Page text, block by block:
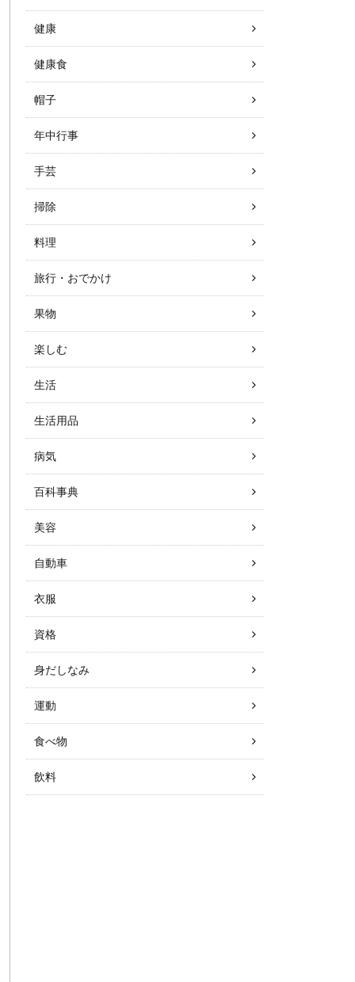
健康
健康食
帽子
年中行事
手芸
掃除
料理
旅行・おでかけ
果物
楽しむ
生活
生活用品
病気
百科事典
美容
自動車
衣服
資格
身だしなみ
運動
食べ物
飲料